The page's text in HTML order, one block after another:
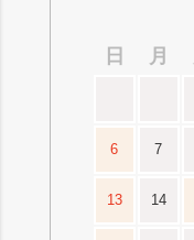
日
月
6 7
13 14